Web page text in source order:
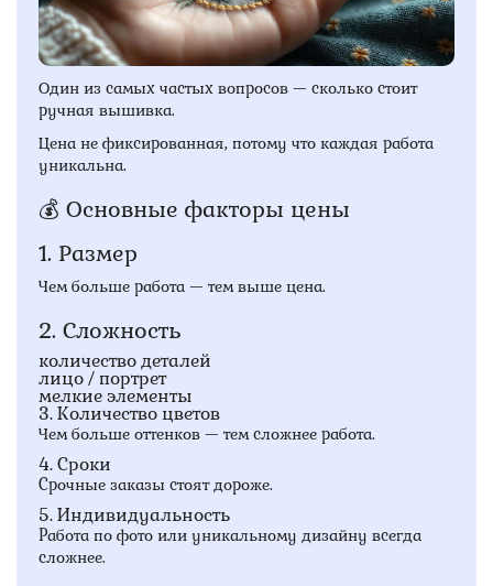
Один из самых частых вопросов — сколько стоит
ручная вышивка.
Цена не фиксированная, потому что каждая работа
уникальна.
💰 Основные факторы цены
1. Размер
Чем больше работа — тем выше цена.
2. Сложность
количество деталей
лицо / портрет
мелкие элементы
3. Количество цветов
Чем больше оттенков — тем сложнее работа.
4. Сроки
Срочные заказы стоят дороже.
5. Индивидуальность
Работа по фото или уникальному дизайну всегда
сложнее.